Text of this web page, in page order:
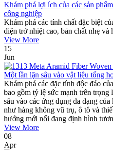
Khám phá lợi ích của các sản
công nghiệp
Khám phá các tính chất đặc biệt
điện trở nhiệt cao, bản chất nhẹ và
View More
15
Jun
Một lần lặn sâu vào vật liệu tổng
Khám phá các đặc tính độc đáo
bao gồm tỷ lệ sức mạnh trên
sâu vào các ứng dụng đa dạng
như hàng không vũ trụ, ô tô và
hướng mới nổi đang định hình
View More
08
Apr